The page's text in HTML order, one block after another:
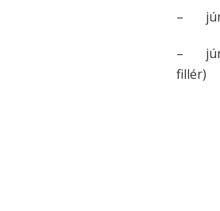
–
–
fillér)